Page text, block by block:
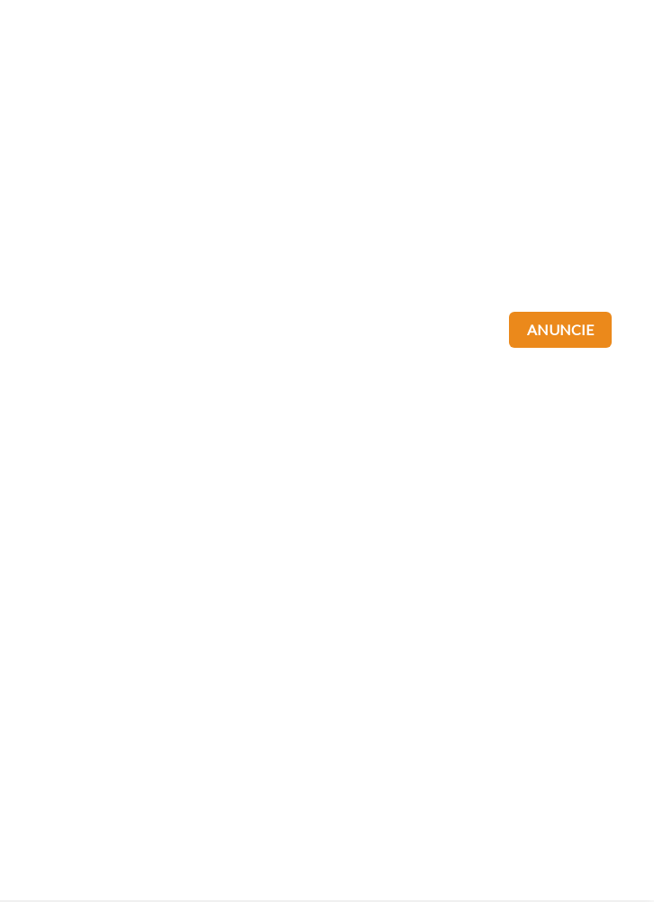
ANUNCIE